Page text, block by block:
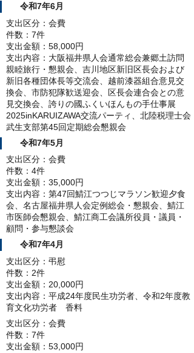
令和7年6月
支出区分：会費
件数：7件
支出金額：58,000円
支出内容：大阪福井県人会通常総会兼郷土訪問
親睦旅行・懇親会、吉川地区新旧区長会および
新旧各種団体長等交流会、越前漆器組合意見交
換会、市防犯隊歓送迎会、区長会連合会との意
見交換会、誇りの國ふくいほんもの手仕事展
2025inKARUIZAWA交流パーティ、北陸税理士会
武生支部第45回定期総会懇親会
令和7年5月
支出区分：会費
件数：4件
支出金額：35,000円
支出内容：第47回鯖江つつじマラソン歓迎夕食
会、名古屋福井県人会定例総会・懇親会、鯖江
市医師会懇親会、鯖江商工会議所役員・議員・
顧問・参与懇談会
令和7年4月
支出区分：弔慰
件数：2件
支出金額：20,000円
支出内容：平成24年度民生功労者、令和2年度教
育文化功労者 香料
支出区分：会費
件数：7件
支出金額：53,000円